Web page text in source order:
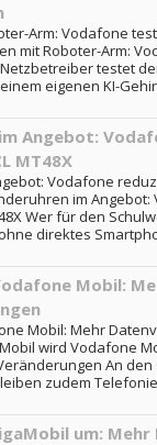
Arm: Vodafone
mit Roboter-Arm:
testet
eigenen KI-
Angebot:
MT48X
Vodafone
im
Wer für den
direktes
Mobil:
Mobil: Mehr
wird Vodafone
An
zudem
um: Mehr